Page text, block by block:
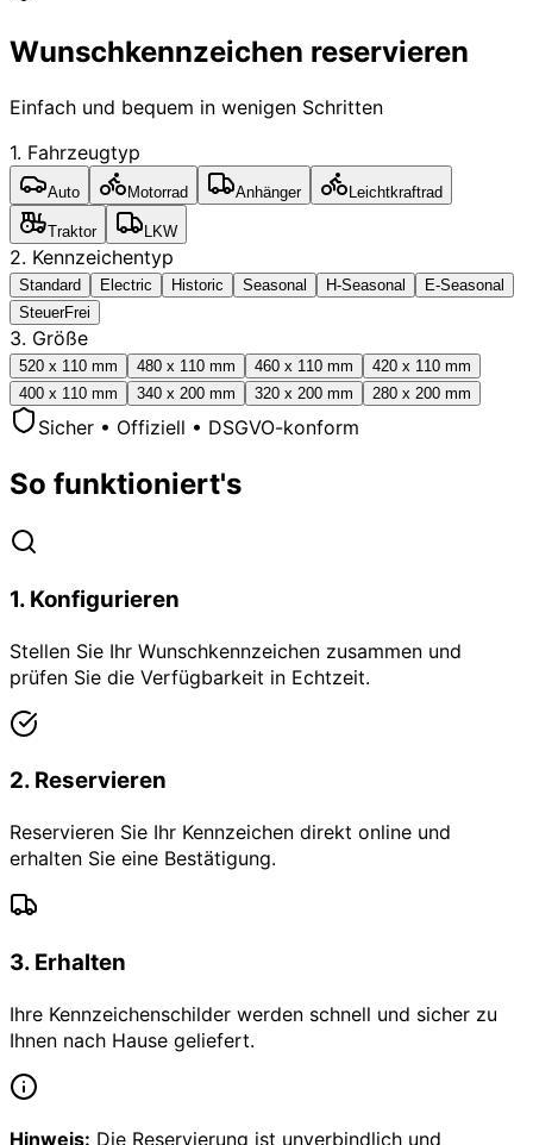
Wunschkennzeichen reservieren
Einfach und bequem in wenigen Schritten
1. Fahrzeugtyp
Auto Motorrad Anhänger Leichtkraftrad
Traktor LKW
2. Kennzeichentyp
Standard Electric Historic Seasonal H-Seasonal
E-Seasonal
SteuerFrei
3. Größe
520 x 110 mm 480 x 110 mm 460 x 110 mm
420 x 110 mm
400 x 110 mm
340 x 200 mm 320 x 200 mm 280 x 200 mm
Sicher • Offiziell • DSGVO-konform
So funktioniert's
1. Konfigurieren
Stellen Sie Ihr Wunschkennzeichen zusammen und
prüfen Sie die Verfügbarkeit in Echtzeit.
2. Reservieren
Reservieren Sie Ihr Kennzeichen direkt online und
erhalten Sie eine Bestätigung.
3. Erhalten
Ihre Kennzeichenschilder werden schnell und sicher zu
Ihnen nach Hause geliefert.
Hinweis: Die Reservierung ist unverbindlich und